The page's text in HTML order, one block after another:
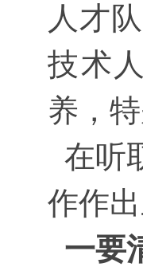
人才
技术
养，
在听
作作
一要